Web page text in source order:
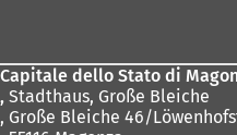
a
s
c
h
Capitale dello Stato di
, Stadthaus, Große Bleiche
, Große Bleiche 46/